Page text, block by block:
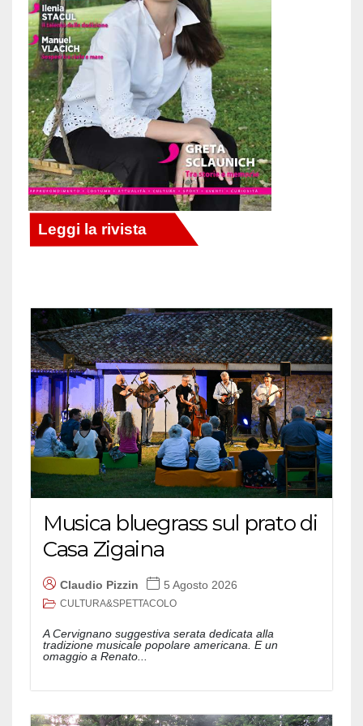
Musica bluegrass sul prato di
Casa Zigaina
Claudio Pizzin 5 Agosto 2026
CULTURA&SPETTACOLO
A Cervignano suggestiva serata dedicata alla
tradizione musicale popolare americana. E un
omaggio a Renato...